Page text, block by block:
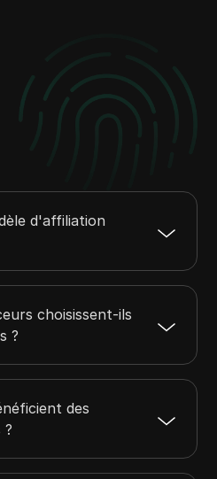
d'affiliation
choisissent-ils
?
des
?